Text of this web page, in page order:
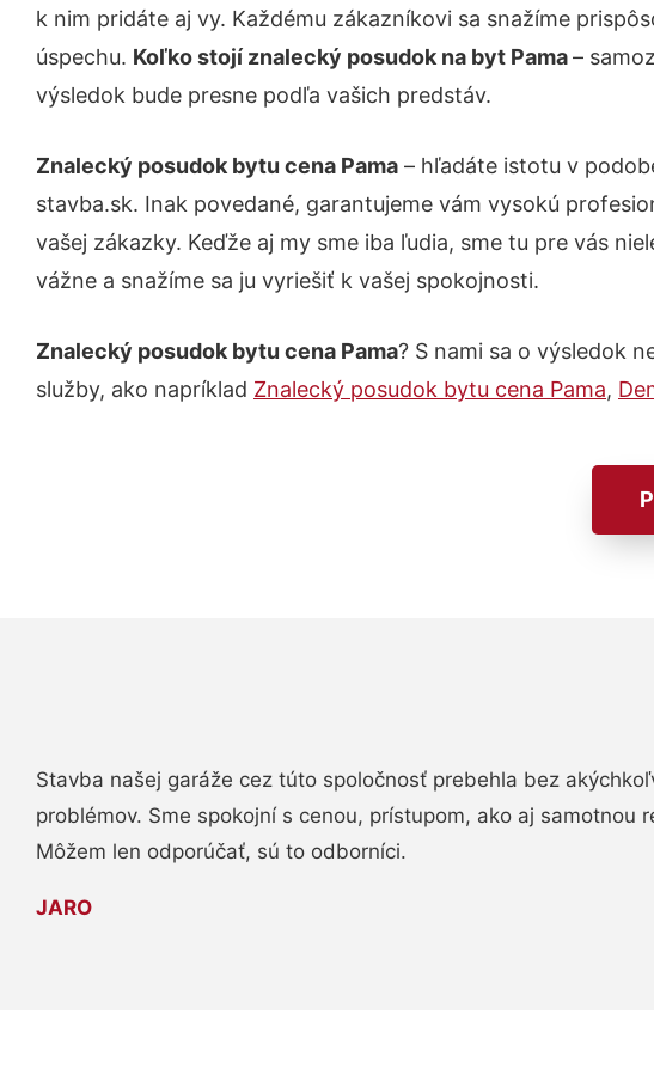
k nim pridáte aj vy. Každému zákazníkovi sa snažíme
úspechu. Koľko stojí znalecký posudok na byt Pama–
výsledok bude presne podľa vašich predstáv.
Znalecký posudok bytu cena Pama – hľadáte istotu v
stavba.sk. Inak povedané, garantujeme vám vysokú
vašej zákazky. Keďže aj my sme iba ľudia, sme tu pre vás
vážne a snažíme sa ju vyriešiť k vašej spokojnosti.
Znalecký posudok bytu cena Pama? S nami sa o výsledok
služby, ako napríklad Znalecký posudok bytu cena Pama,
Stavba našej garáže cez túto spoločnosť prebehla bez
problémov. Sme spokojní s cenou, prístupom, ako aj samotnou
Môžem len odporúčať, sú to odborníci.
JARO